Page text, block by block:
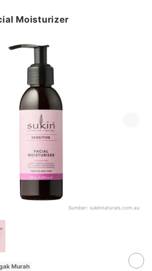
Moisturizer
Sumber: sukinnaturals.com.au
Murah